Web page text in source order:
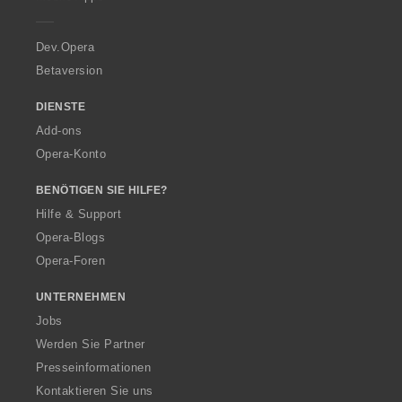
a
Dev.Opera
Betaversion
DIENSTE
Add-ons
Opera-Konto
BENÖTIGEN SIE HILFE?
Hilfe & Support
Opera-Blogs
Opera-Foren
UNTERNEHMEN
Jobs
Werden Sie Partner
Presseinformationen
Kontaktieren Sie uns